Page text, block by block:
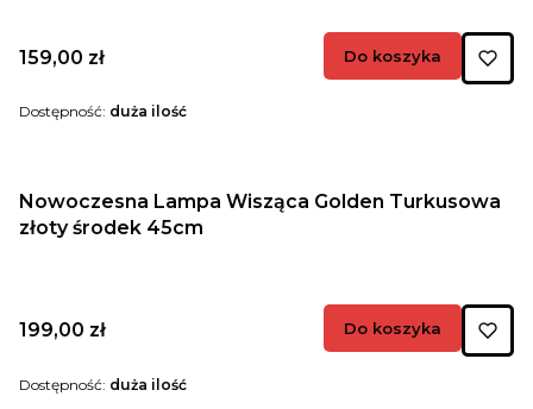
Cena
159,00 zł Do koszyka
Dostępność: duża ilość
Nowoczesna Lampa Wisząca Golden Turkusowa
złoty środek 45cm
Cena
199,00 zł Do koszyka
Dostępność: duża ilość